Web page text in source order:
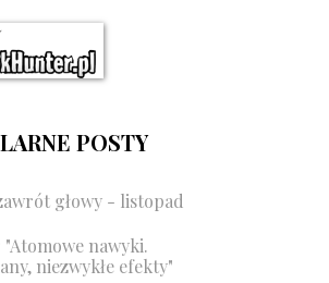
POSTY
głowy - listopad
"Atomowe nawyki.
niezwykłe efekty"